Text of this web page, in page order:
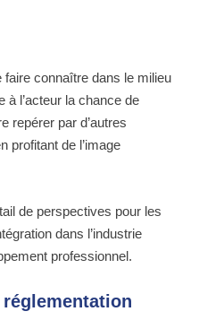
connaître dans le milieu
à l’acteur la chance de
repérer par d’autres
profitant de l’image
de perspectives pour les
dans l’industrie
professionnel.